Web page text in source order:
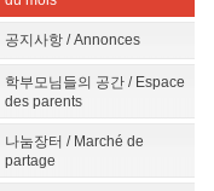
공지사항 / Annonces
학부모님들의 공간 / Espace
des parents
나눔장터 / Marché de
partage